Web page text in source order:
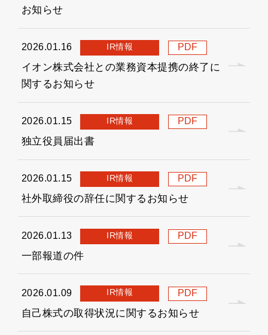
お知らせ
2026.01.16 IR情報 PDF
イオン株式会社との業務資本提携の終了に
関するお知らせ
2026.01.15 IR情報 PDF
独立役員届出書
2026.01.15 IR情報 PDF
社外取締役の辞任に関するお知らせ
2026.01.13 IR情報 PDF
一部報道の件
2026.01.09 IR情報 PDF
自己株式の取得状況に関するお知らせ